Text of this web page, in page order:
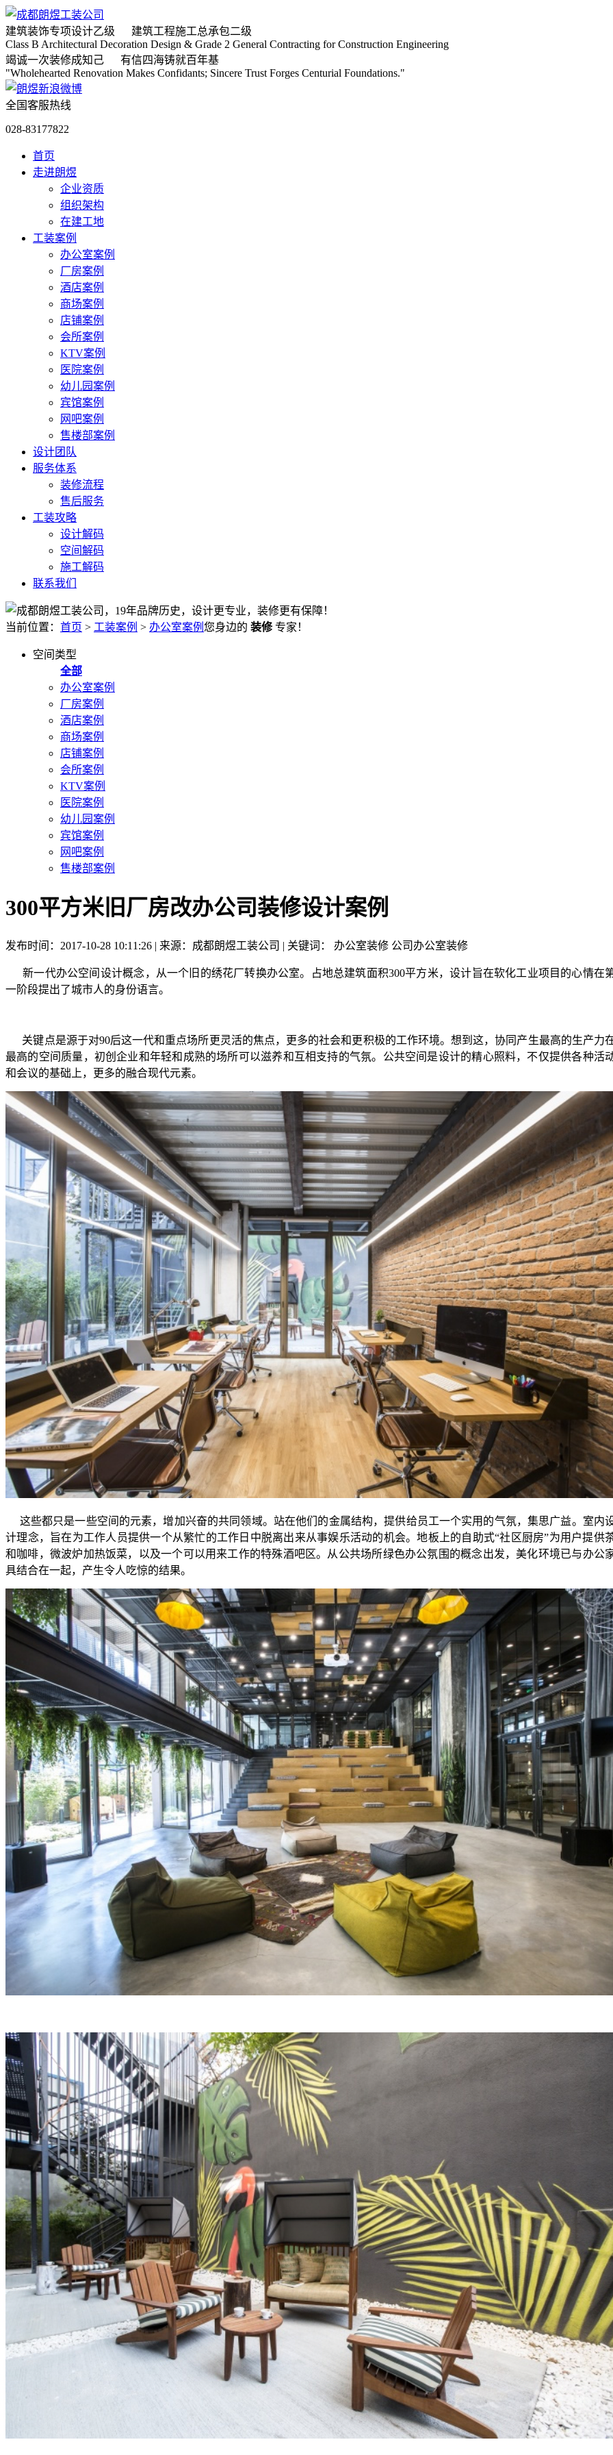
建筑装饰专项设计乙级 建筑工程施工总承包二级
Class B Architectural Decoration Design & Grade 2 General Contracting for Construction Engineering
竭诚一次装修成知己 有信四海铸就百年基
"Wholehearted Renovation Makes Confidants; Sincere Trust Forges Centurial Foundations."
全国客服热线
028-83177822
首页
走进朗煜
企业资质
组织架构
在建工地
工装案例
办公室案例
厂房案例
酒店案例
商场案例
店铺案例
会所案例
KTV案例
医院案例
幼儿园案例
宾馆案例
网吧案例
售楼部案例
设计团队
服务体系
装修流程
售后服务
工装攻略
设计解码
空间解码
施工解码
联系我们
当前位置： 首页 > 工装案例 > 办公室案例 您身边的 装修专家！
空间类型
全部
办公室案例
厂房案例
酒店案例
商场案例
店铺案例
会所案例
KTV案例
医院案例
幼儿园案例
宾馆案例
网吧案例
售楼部案例
300平方米旧厂房改办公司装修设计案例
发布时间：2017-10-28 10:11:26 | 来源：成都朗煜工装公司 | 关键词： 办公室装修 公司办公室装修
新一代办公空间设计概念，从一个旧的绣花厂转换办公室。占地总建筑面积300平方米，设计旨在软化工业项目的心情在
一阶段提出了城市人的身份语言。
关键点是源于对90后这一代和重点场所更灵活的焦点，更多的社会和更积极的工作环境。想到这，协同产生最高的生产力
最高的空间质量，初创企业和年轻和成熟的场所可以滋养和互相支持的气氛。公共空间是设计的精心照料，不仅提供各种活
和会议的基础上，更多的融合现代元素。
这些都只是一些空间的元素，增加兴奋的共同领域。站在他们的金属结构，提供给员工一个实用的气氛，集思广益。室内
计理念，旨在为工作人员提供一个从繁忙的工作日中脱离出来从事娱乐活动的机会。地板上的自助式“社区厨房”为用户提供
和咖啡，微波炉加热饭菜，以及一个可以用来工作的特殊酒吧区。从公共场所绿色办公氛围的概念出发，美化环境已与办公
具结合在一起，产生令人吃惊的结果。